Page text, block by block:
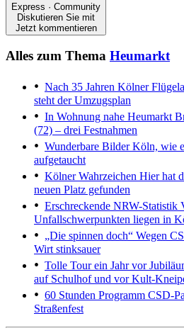
Express · Community
Diskutieren Sie mit
Jetzt kommentieren
Alles zum Thema Heumarkt
Nach 35 Jahren Kölner
steht der Umzugsplan
In Wohnung nahe Heumarkt
(72) – drei Festnahmen
Wunderbare BilderKöln, wie
aufgetaucht
Kölner Wahrzeichen Hier hat
neuen Platz gefunden
Erschreckende NRW-Statistik
Unfallschwerpunkten liegen in
„Die spinnen doch“ Wegen
Wirt stinksauer
Tolle Tour ein Jahr vor
auf Schulhof und vor Kult-
60 Stunden Programm CSD-
Straßenfest